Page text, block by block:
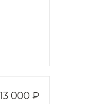
13 000 ₽